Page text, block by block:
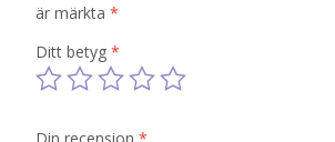
är märkta *
Ditt betyg *
Din recension *